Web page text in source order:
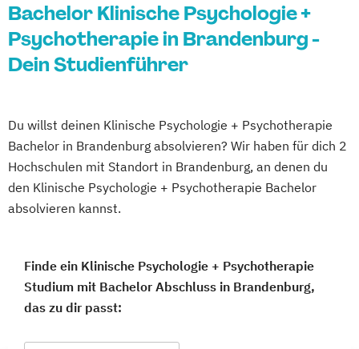
Bachelor Klinische Psychologie +
Psychotherapie in Brandenburg -
Dein Studienführer
Du willst deinen Klinische Psychologie + Psychotherapie
Bachelor in Brandenburg absolvieren? Wir haben für dich 2
Hochschulen mit Standort in Brandenburg, an denen du
den Klinische Psychologie + Psychotherapie Bachelor
absolvieren kannst.
Finde ein Klinische Psychologie + Psychotherapie
Studium mit Bachelor Abschluss in Brandenburg,
das zu dir passt: